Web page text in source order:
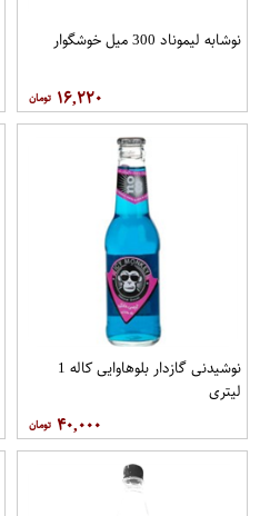
نوشابه لیموناد 300 میل خوشگوار
۱۶,۲۲۰
نوشیدنی گازدار بلوهاوایی کاله 1
لیتری
۴۰,۰۰۰